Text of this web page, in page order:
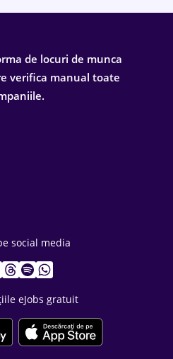
de locuri de munca
verifica manual toate
social media
eJobs gratuit